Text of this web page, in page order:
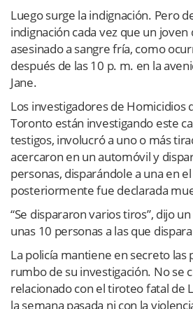
Luego surge la indignación. Pero
indignación cada vez que un joven
asesinado a sangre fría, como
después de las 10 p. m. en la
Jane.
Los investigadores de Homicidios
Toronto están investigando este
testigos, involucró a uno o más
acercaron en un automóvil y
personas, disparándole a una en
posteriormente fue declarada
“Se dispararon varios tiros”, dijo
unas 10 personas a las que
La policía mantiene en secreto las
rumbo de su investigación. No se
relacionado con el tiroteo fatal de
la semana pasada ni con la